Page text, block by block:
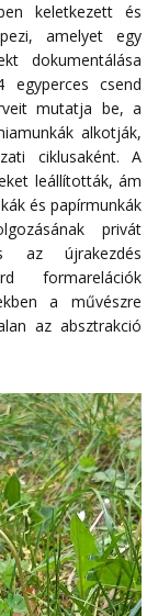
keletkezett és
amelyet egy
dokumentálása
csend
mutatja be, a
alkotják,
ciklusaként. A
leállították, ám
és papírmunkák
privát
az újrakezdés
formarelációk
a művészre
az absztrakció